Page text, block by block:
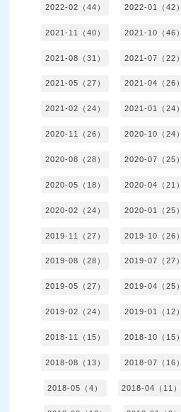
2022-02（44） 2022-01（42）
2021-11（40） 2021-10（46）
2021-08（31） 2021-07（22）
2021-05（27） 2021-04（26）
2021-02（24） 2021-01（24）
2020-11（26） 2020-10（24）
2020-08（28） 2020-07（25）
2020-05（18） 2020-04（21）
2020-02（24） 2020-01（25）
2019-11（27） 2019-10（26）
2019-08（28） 2019-07（27）
2019-05（27） 2019-04（25）
2019-02（24） 2019-01（12）
2018-11（15） 2018-10（15）
2018-08（13） 2018-07（16）
2018-05（4） 2018-04（11）